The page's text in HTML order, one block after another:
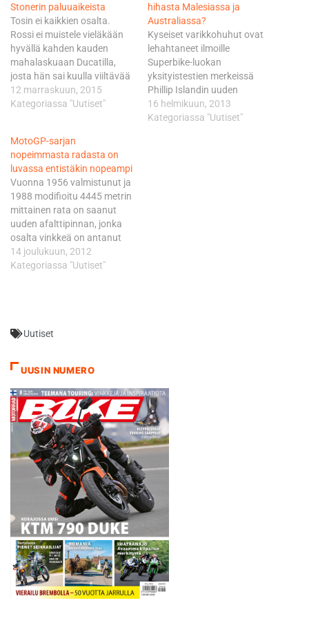
Stonerin paluuaikeista
Tosin ei kaikkien osalta.
Rossi ei muistele vieläkään
hyvällä kahden kauden
mahalaskuaan Ducatilla,
josta hän sai kuulla viiltävää
kuittia ensisijaisesti juuri
Stonerilta. - Olen iloinen
lyhytsanaisen kommenttinsa
asiaan. Lorenzo: lahjakkain
näkemäni kuljettaja Rossilta
päättyneellä kaudella
maailmanmestaruuden
riistänyt Yamaha-tallikaveri
Jorge Lorenzo sen sijaan
hehkuttaa…
12 marraskuun, 2015
Kategoriassa "Uutiset"
hihasta Malesiassa ja
Australiassa?
Kyseiset varikkohuhut ovat
lehahtaneet ilmoille
Superbike-luokan
yksityistestien merkeissä
Phillip Islandin uuden
asfalttipinnan saaneen
radan liepeillä Australiassa,
16 helmikuun, 2013
Kategoriassa "Uutiset"
MotoGP-sarjan
nopeimmasta radasta on
luvassa entistäkin nopeampi
Vuonna 1956 valmistunut ja
1988 modifioitu 4445 metrin
mittainen rata on saanut
uuden afalttipinnan, jonka
osalta vinkkeä on antanut
on myös paikallinen sankari
Casey Stoner. Viime kaudella
on myös tuore
Islandilla. - Tämä uusi
päällyste…
14 joulukuun, 2012
Kategoriassa "Uutiset"
Uutiset
UUSIN NUMERO